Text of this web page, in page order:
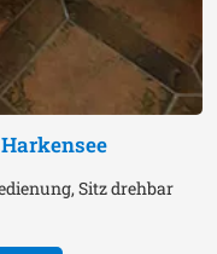
Harkensee
Sitz drehbar